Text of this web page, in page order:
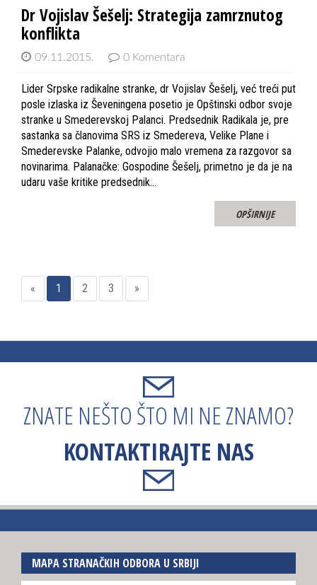
Dr Vojislav Šešelj: Strategija zamrznutog
konflikta
09.11.2015. 0 Komentara
Lider Srpske radikalne stranke, dr Vojislav Šešelj, već treći put
posle izlaska iz Ševeningena posetio je Opštinski odbor svoje
stranke u Smederevskoj Palanci. Predsednik Radikala je, pre
sastanka sa članovima SRS iz Smedereva, Velike Plane i
Smederevske Palanke, odvojio malo vremena za razgovor sa
novinarima. Palanačke: Gospodine Šešelj, primetno je da je na
udaru vaše kritike predsednik…
OPŠIRNIJE
« 1 2 3 »
ZNATE NEŠTO ŠTO MI NE ZNAMO?
KONTAKTIRAJTE NAS
MAPA STRANAČKIH ODBORA U SRBIJI